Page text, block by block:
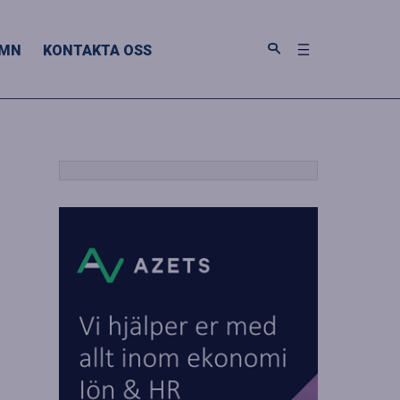
KONTAKTA OSS